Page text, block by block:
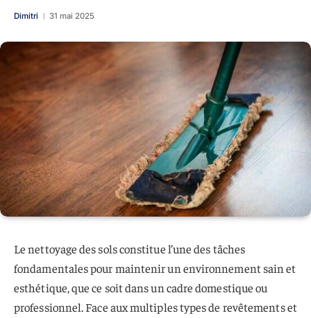
Dimitri 31 mai 2025
Le nettoyage des sols constitue l’une des tâches
fondamentales pour maintenir un environnement sain et
esthétique, que ce soit dans un cadre domestique ou
professionnel. Face aux multiples types de revêtements et